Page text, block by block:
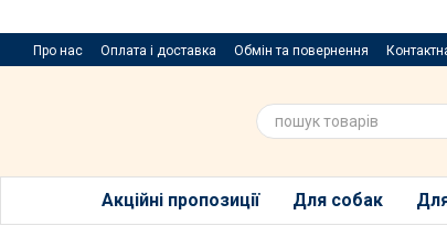
Про нас Оплата і доставка Обмін та повернення
Акційні пропозиції Для собак